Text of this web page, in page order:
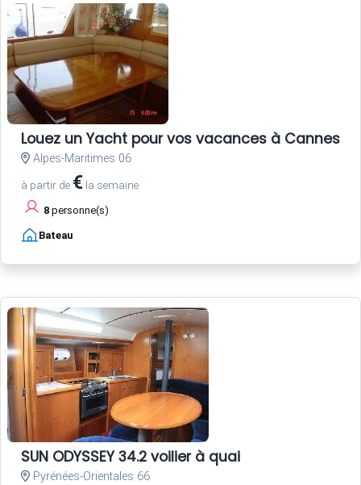
Louez un Yacht pour vos vacances à Cannes
Alpes-Maritimes 06
à partir de € la semaine
8 personne(s)
Bateau
SUN ODYSSEY 34.2 voilier à quai
Pyrénées-Orientales 66